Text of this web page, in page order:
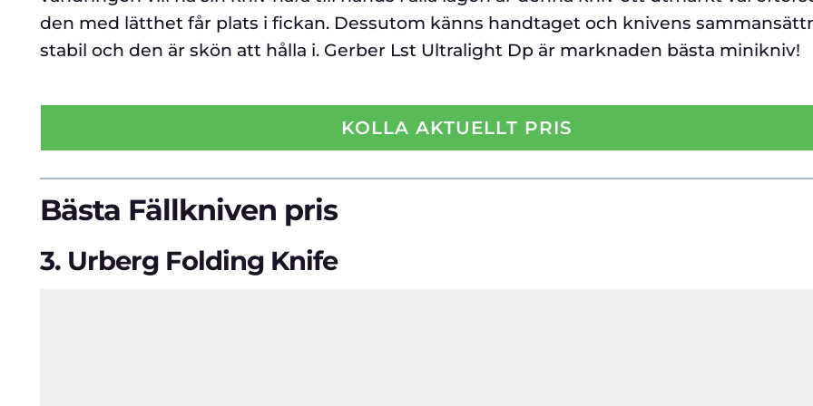
den med lätthet får plats i fickan. Dessutom känns handtaget och knivens
stabil och den är skön att hålla i. Gerber Lst Ultralight Dp är marknaden bästa minikniv!
KOLLA AKTUELLT PRIS
Bästa Fällkniven pris
3. Urberg Folding Knife